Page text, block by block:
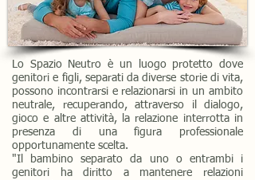
Lo Spazio Neutro è un luogo protetto dove
genitori e figli, separati da diverse storie di vita,
possono incontrarsi e relazionarsi in un ambito
neutrale, recuperando, attraverso il dialogo,
gioco e altre attività, la relazione interrotta in
presenza di una figura professionale
opportunamente scelta.
"Il bambino separato da uno o entrambi i
genitori ha diritto a mantenere relazioni